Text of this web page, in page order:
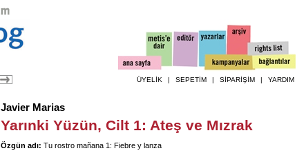
ÜYELİK | SEPETİM | SİPARİŞİM | YARDIM
Javier Marias
Yarınki Yüzün, Cilt 1: Ateş ve Mızrak
Özgün adı: Tu rostro mañana 1: Fiebre y lanza